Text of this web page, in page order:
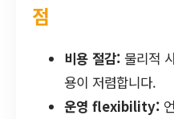
점
비용 절감: 물리적
용이 저렴합니다.
운영 flexibility: